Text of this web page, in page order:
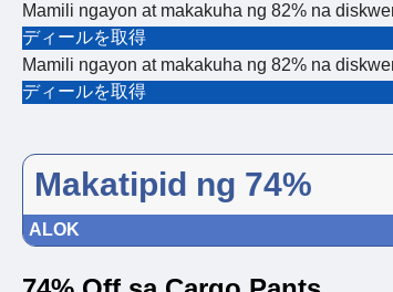
Mamili ngayon at makakuha ng 82% na
ディールを取得
Mamili ngayon at makakuha ng 82% na
ディールを取得
Makatipid ng 74%
ALOK